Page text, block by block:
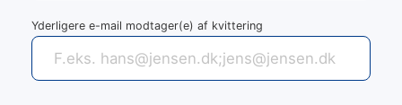
Yderligere e-mail modtager(e) af kvittering